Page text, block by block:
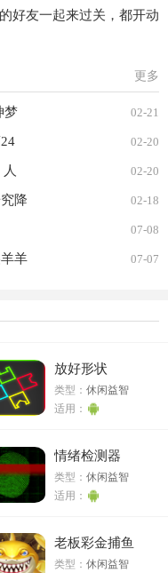
友一起来过关，都开动
更多
梦 02-21
02-20
人 02-20
降 02-18
07-08
羊 07-07
放好形状
类型：休闲益智
适用：
情绪检测器
类型：休闲益智
适用：
老板彩金捕鱼
类型：休闲益智